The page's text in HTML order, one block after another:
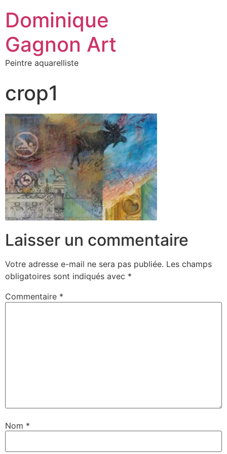
Dominique
Gagnon Art
Peintre aquarelliste
crop1
Laisser un commentaire
Votre adresse e-mail ne sera pas publiée. Les champs
obligatoires sont indiqués avec *
Commentaire *
Nom *